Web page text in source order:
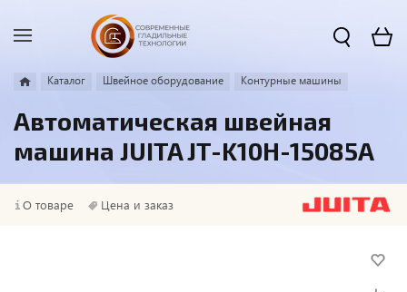
Каталог Швейное оборудование Контурные машины
Автоматическая швейная
машина JUITA JT-K10H-15085A
О товаре Цена и заказ